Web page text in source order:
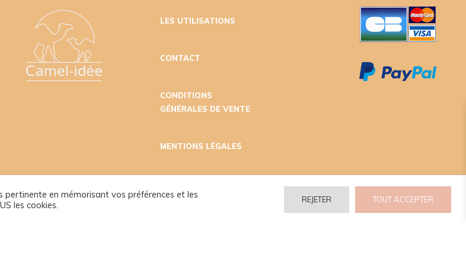
LES UTILISATIONS
CONTACT
CONDITIONS
GÉNÉRALES DE VENTE
MENTIONS LÉGALES
pertinente en mémorisant vos préférences et les
les cookies.
REJETER TOUT ACCEPTER